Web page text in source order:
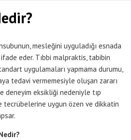
mesleğini uyguladığı esnada
eder. Tıbbi malpraktis, tabibin
uygulamaları yapmama durumu,
tedavi vermemesiyle oluşan zararı
deneyim eksikliği nedeniyle tıp
tecrübelerine uygun özen ve dikkatin